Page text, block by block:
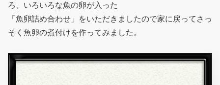
ろ、いろいろな魚の卵が入った
「魚卵詰め合わせ」をいただきましたので家に戻ってさっ
そく魚卵の煮付けを作ってみました。